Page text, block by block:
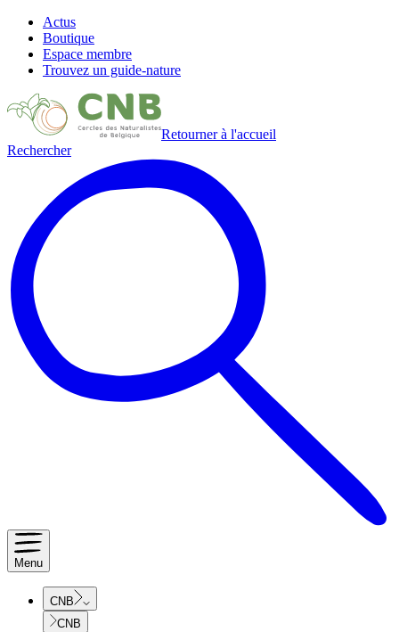
Actus
Boutique
Espace membre
Trouvez un guide-nature
Retourner à l'accueil
Rechercher
Menu
CNB
CNB